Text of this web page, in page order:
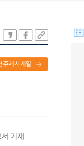
주제시계열
기재